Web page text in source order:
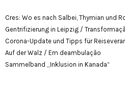
Cres: Wo es nach Salbei, Thymian und
Gentrifizierung in Leipzig /
Corona-Update und Tipps für
Auf der Walz / Em deambulação
Sammelband „Inklusion in Kanada“